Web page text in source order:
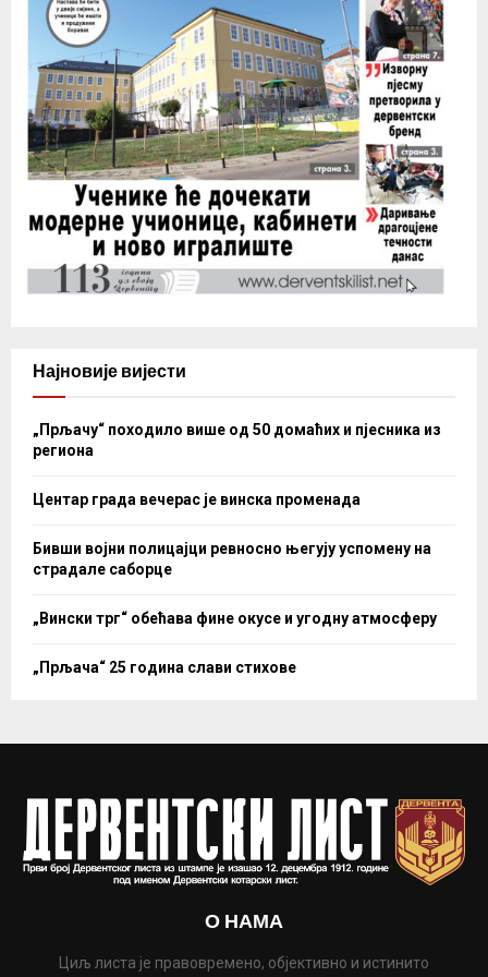
Најновије вијести
„Прљачу“ походило више од 50 домаћих и пјесника из
региона
Центар града вечерас је винска променада
Бивши војни полицајци ревносно његују успомену на
страдале саборце
„Вински трг“ обећава фине окусе и угодну атмосферу
„Прљача“ 25 година слави стихове
О НАМА
Циљ листа је правовремено, објективно и истинито